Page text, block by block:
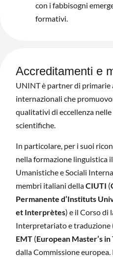
con i fabbisogni
formativi.
Accreditamenti e
UNINT è partner di primarie
internazionali che
qualitativi di eccellenza
scientifiche.
In particolare, per i suoi
nella formazione linguistica
Umanistiche e Sociali
membri italiani dellaCIUTI (
Permanente d’Instituts
et Interprètes) e il Corso di
Interpretariato e traduzione
EMT (European Master’s
dalla Commissione